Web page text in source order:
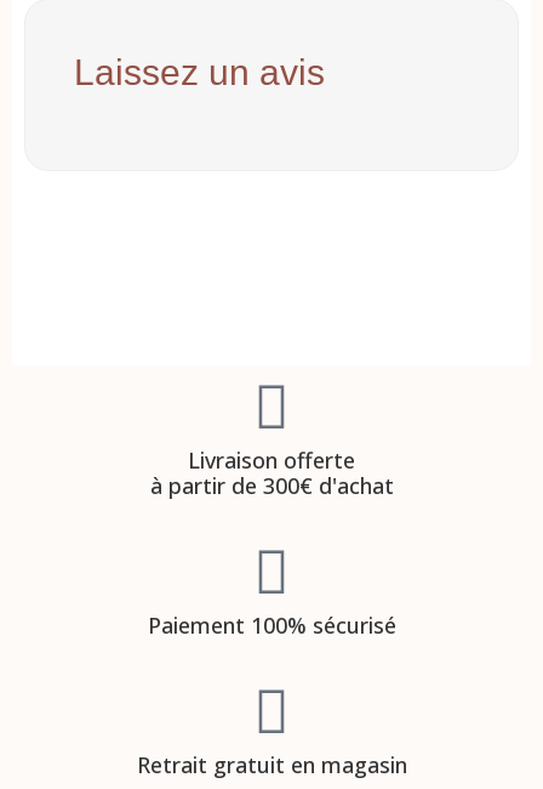
Laissez un avis
Livraison offerte
à partir de 300€ d'achat
Paiement 100% sécurisé
Retrait gratuit en magasin